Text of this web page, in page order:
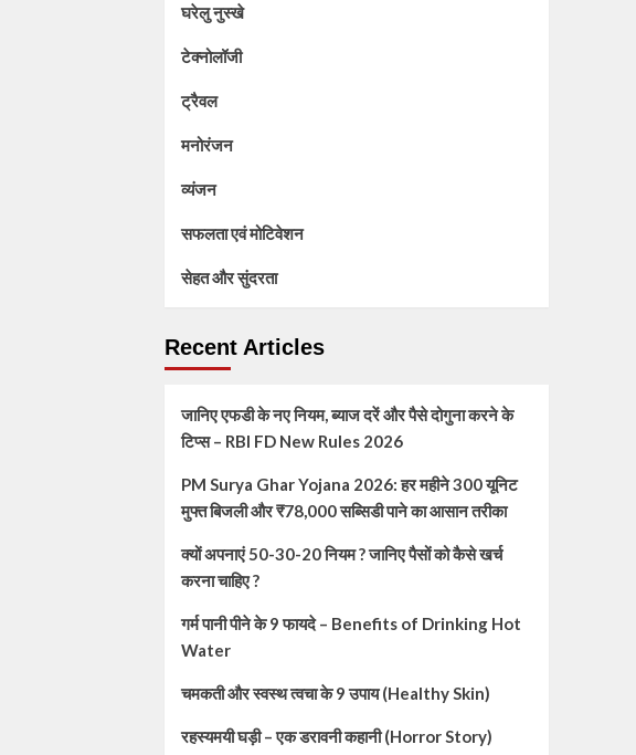
घरेलु नुस्खे
टेक्नोलॉजी
ट्रैवल
मनोरंजन
व्यंजन
सफलता एवं मोटिवेशन
सेहत और सुंदरता
Recent Articles
जानिए एफडी के नए नियम, ब्याज दरें और पैसे दोगुना करने के
टिप्स – RBI FD New Rules 2026
PM Surya Ghar Yojana 2026: हर महीने 300 यूनिट
मुफ्त बिजली और ₹78,000 सब्सिडी पाने का आसान तरीका
क्यों अपनाएं 50-30-20 नियम ? जानिए पैसों को कैसे खर्च
करना चाहिए ?
गर्म पानी पीने के 9 फायदे – Benefits of Drinking Hot
Water
चमकती और स्वस्थ त्वचा के 9 उपाय (Healthy Skin)
रहस्यमयी घड़ी – एक डरावनी कहानी (Horror Story)